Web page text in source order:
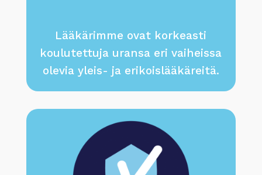
Lääkärimme ovat korkeasti
koulutettuja uransa eri vaiheissa
olevia yleis- ja erikoislääkäreitä.